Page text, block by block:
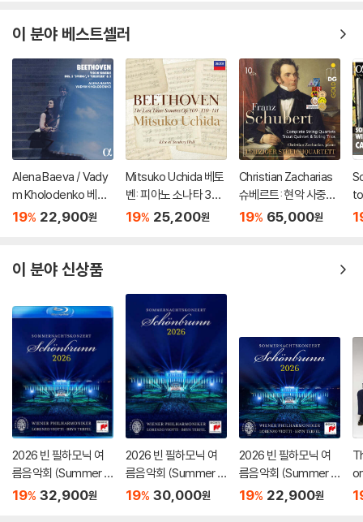
이 분야 베스트셀러
Alena Baeva / Vady
m Kholodenko 베토
벤: 바이올린 소나타 5
lin Sonatas Nos. 5 "S
19% 22,900원
Mitsuko Uchida 베토
벤: 피아노 소나타 30-
32번 (Beethoven: Pi
19% 25,200원
Christian Zacharias
슈베르트: 현악 사중주
전곡 외 (Schubert: C
19% 65,000원
이 분야 신상품
2026 빈 필하모닉 여
름음악회 (Summer Ni
ght Concert 2026)
19% 32,900원
2026 빈 필하모닉 여
름음악회 (Summer Ni
ght Concert 2026)
19% 30,000원
2026 빈 필하모닉 여
름음악회 (Summer Ni
ght Concert 2026)
19% 22,900원